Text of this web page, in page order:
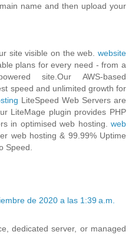
name and then upload your
site visible on the web. website
plans for every need - from a
site.Our AWS-based
speed and unlimited growth for
LiteSpeed Web Servers are
LiteMage plugin provides PHP
in optimised web hosting. web
web hosting & 99.99% Uptime
Speed.
de 2020 a las 1:39 a.m.
dedicated server, or managed